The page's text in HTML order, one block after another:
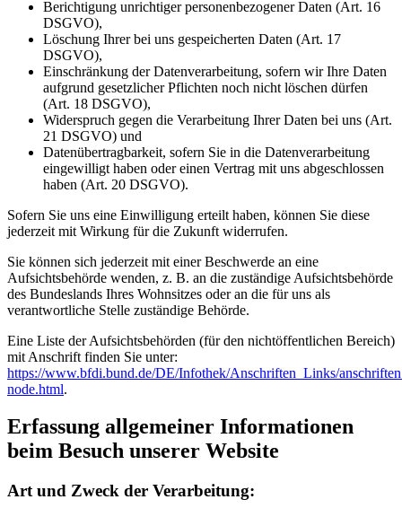
Berichtigung unrichtiger personenbezogener Daten (Art. 16
DSGVO),
Löschung Ihrer bei uns gespeicherten Daten (Art. 17
DSGVO),
Einschränkung der Datenverarbeitung, sofern wir Ihre Daten
aufgrund gesetzlicher Pflichten noch nicht löschen dürfen
(Art. 18 DSGVO),
Widerspruch gegen die Verarbeitung Ihrer Daten bei uns (Art.
21 DSGVO) und
Datenübertragbarkeit, sofern Sie in die Datenverarbeitung
eingewilligt haben oder einen Vertrag mit uns abgeschlossen
haben (Art. 20 DSGVO).
Sofern Sie uns eine Einwilligung erteilt haben, können Sie diese
jederzeit mit Wirkung für die Zukunft widerrufen.
Sie können sich jederzeit mit einer Beschwerde an eine
Aufsichtsbehörde wenden, z. B. an die zuständige Aufsichtsbehörde
des Bundeslands Ihres Wohnsitzes oder an die für uns als
verantwortliche Stelle zuständige Behörde.
Eine Liste der Aufsichtsbehörden (für den nichtöffentlichen Bereich)
mit Anschrift finden Sie unter:
https://www.bfdi.bund.de/DE/Infothek/Anschriften_Links/
node.html.
Erfassung allgemeiner Informationen
beim Besuch unserer Website
Art und Zweck der Verarbeitung: